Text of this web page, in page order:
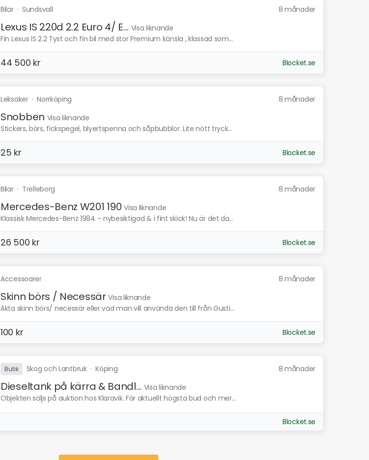
Bilar· Sundsvall 8 månader
Lexus IS 220d 2.2 Euro 4/ E... Visa liknande
Fin Lexus IS 2.2 Tyst och fin bil med stor Premium känsla , klassad som...
44 500 kr Blocket.se
Leksaker·Norrköping 8 månader
Snobben Visa liknande
Stickers, börs, fickspegel, blyertspenna och såpbubblor. Lite nött tryck...
25 kr Blocket.se
Bilar· Trelleborg 8 månader
Mercedes-Benz W201 190 Visa liknande
Klassisk Mercedes-Benz 1984 – nybesiktigad & i fint skick! Nu är det da...
26 500 kr Blocket.se
Accessoarer 8 månader
Skinn börs / Necessär Visa liknande
Äkta skinn börs/ necessär eller vad man vill använda den till från Gusti...
100 kr Blocket.se
Butik Skog och Lantbruk·Köping 8 månader
Dieseltank på kärra & Bandl... Visa liknande
Objekten säljs på auktion hos Klaravik. För aktuellt högsta bud och mer...
Blocket.se